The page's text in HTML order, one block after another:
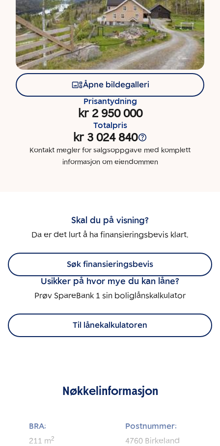
Åpne bildegalleri
Prisantydning
kr 2 950 000
Totalpris
kr 3 024 840
Kontakt megler for salgsoppgave med komplett
informasjon om eiendommen
Skal du på visning?
Da er det lurt å ha finansieringsbevis klart.
Søk finansieringsbevis
Usikker på hvor mye du kan låne?
Prøv SpareBank 1 sin boliglånskalkulator
Til lånekalkulatoren
Nøkkelinformasjon
BRA:
211 m2
Postnummer:
4760 Birkeland